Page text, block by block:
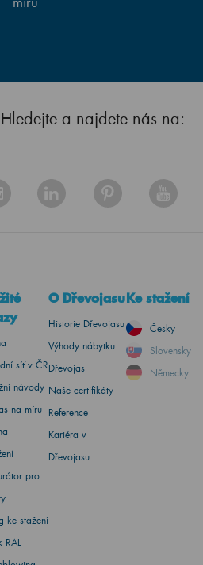
Hledejte a najdete nás na:
síť v ČR
návody
na míru
pro
ke stažení
RAL
O Dřevojasu
Historie Dřevojasu
Výhody nábytku
Dřevojas
Naše certifikáty
Reference
Kariéra v
Dřevojasu
Ke stažení
Česky
Slovensky
Německy